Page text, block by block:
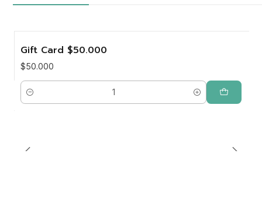
Gift Card $50.000
$50.000
Cantidad